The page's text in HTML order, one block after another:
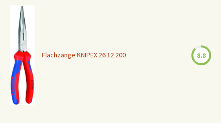
Flachzange KNIPEX 26 12 200 8.8